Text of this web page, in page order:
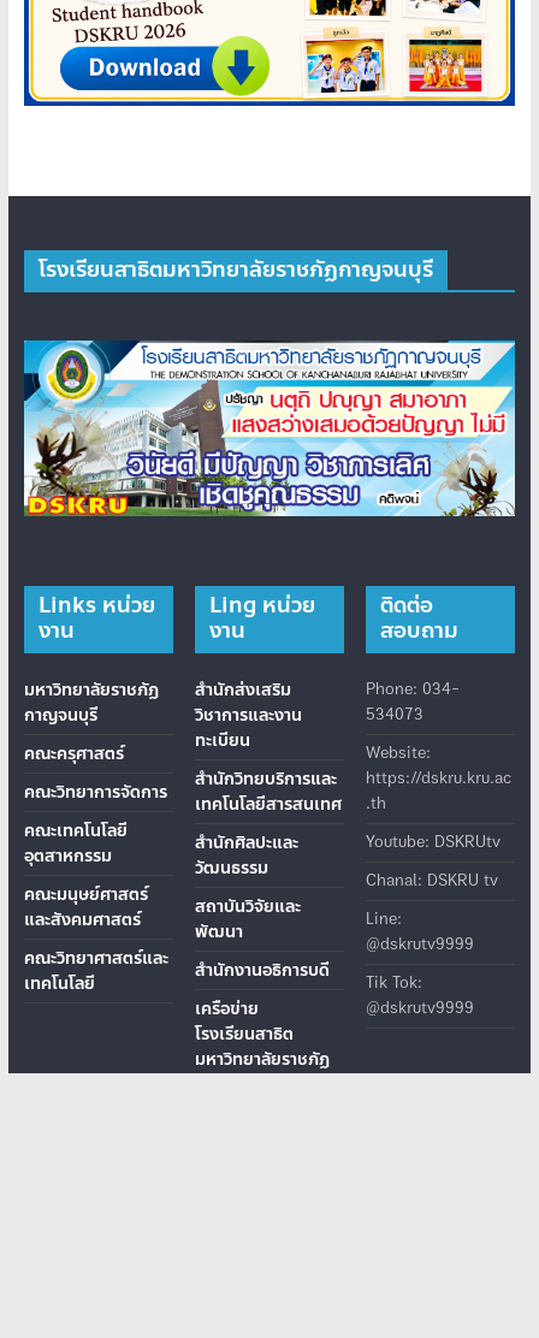
โรงเรียนสาธิตมหาวิทยาลัยราชภัฏกาญจนบุรี
Links หน่วย
งาน
มหาวิทยาลัยราชภัฏ
กาญจนบุรี
คณะครุศาสตร์
คณะวิทยาการจัดการ
คณะเทคโนโลยี
อุตสาหกรรม
คณะมนุษย์ศาสตร์
และสังคมศาสตร์
คณะวิทยาศาสตร์และ
เทคโนโลยี
Ling หน่วย
งาน
สำนักส่งเสริม
วิชาการและงาน
ทะเบียน
สำนักวิทยบริการและ
เทคโนโลยีสารสนเทศ
สำนักศิลปะและ
วัฒนธรรม
สถาบันวิจัยและ
พัฒนา
สำนักงานอธิการบดี
เครือข่าย
โรงเรียนสาธิต
มหาวิทยาลัยราชภัฏ
ติดต่อ
สอบถาม
Phone: 034-
534073
Website:
https://dskru.kru.ac
.th
Youtube: DSKRUtv
Chanal: DSKRU tv
Line:
@dskrutv9999
Tik Tok:
@dskrutv9999